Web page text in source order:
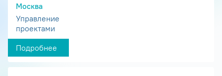
Москва
Управление
проектами
Подробнее